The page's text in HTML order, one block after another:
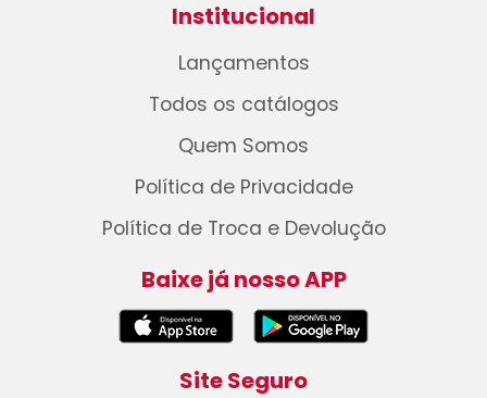
Institucional
Lançamentos
Todos os catálogos
Quem Somos
Política de Privacidade
Política de Troca e Devolução
Baixe já nosso APP
Site Seguro